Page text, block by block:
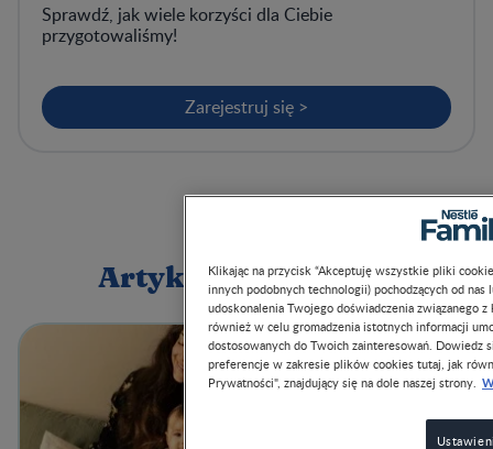
Sprawdź, jak wiele korzyści dla Ciebie
przygotowaliśmy!
Zarejestruj się >
Artykuły powiązane
Klikając na przycisk “Akceptuję wszystkie pliki
innych podobnych technologii) pochodzących od
udoskonalenia Twojego doświadczenia związanego
również w celu gromadzenia istotnych informacji
dostosowanych do Twoich zainteresowań.
preferencje w zakresie plików cookies tutaj, jak
Prywatności", znajdujący się na dole naszej strony.